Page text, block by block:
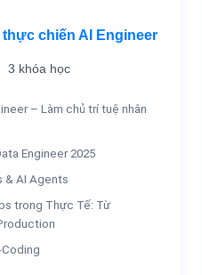
chiến AI Engineer
3 khóa học
– Làm chủ trí tuệ nhân
Engineer 2025
& AI Agents
trong Thực Tế: Từ